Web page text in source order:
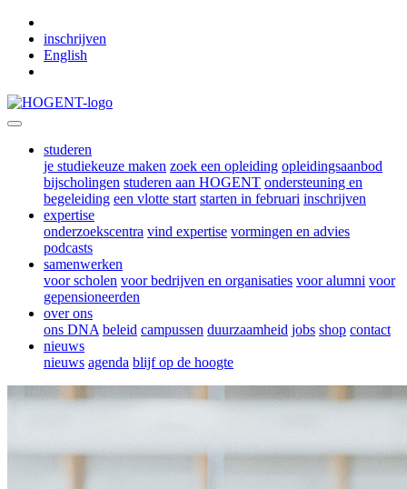
inschrijven
English
studeren
je studiekeuze maken zoek een opleiding opleidingsaanbod
bijscholingen studeren aan HOGENT ondersteuning en
begeleiding een vlotte start starten in februari inschrijven
expertise
onderzoekscentra vind expertise vormingen en advies
podcasts
samenwerken
voor scholen voor bedrijven en organisaties voor alumni voor
gepensioneerden
over ons
ons DNA beleid campussen duurzaamheid jobs shop contact
nieuws
nieuws agenda blijf op de hoogte